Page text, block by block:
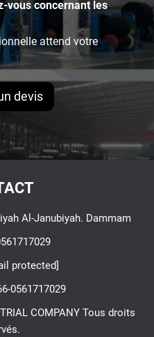
vous concernant les
attend votre
devis
Al-Janubiyah. Dammam
protected]
0561717029
COMPANY Tous droits